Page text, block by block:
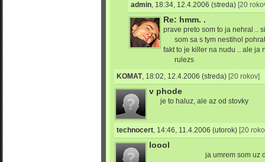
admin, 18:34, 12.4.2006 (streda) [20
Re: hmm. .
prave preto som to ja nehral ..
som sa s tym nestihol pohrat
fakt to je killer na nudu .. ale ja
rulezs
KOMAT, 18:02, 12.4.2006 (streda) [20 rokov]
v phode
je to haluz, ale az od stovky
technocert, 14:46, 11.4.2006 (utorok) [20
loool
ja umrem som uz